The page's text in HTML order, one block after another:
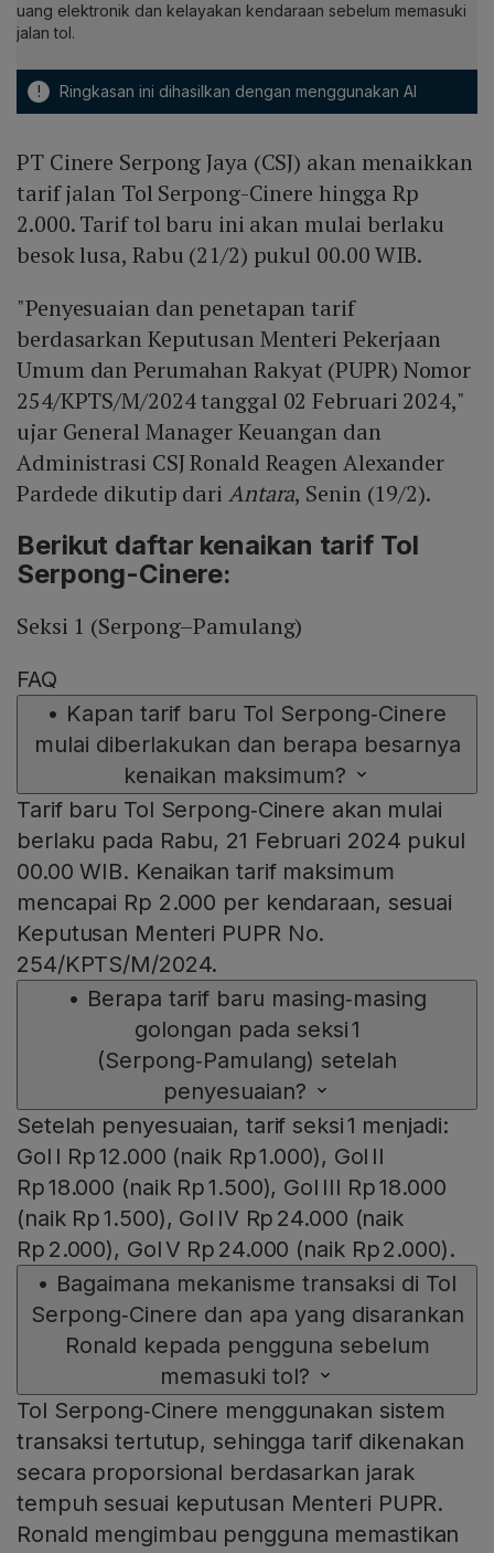
uang elektronik dan kelayakan kendaraan sebelum memasuki
jalan tol.
! Ringkasan ini dihasilkan dengan menggunakan AI
PT Cinere Serpong Jaya (CSJ) akan menaikkan
tarif jalan Tol Serpong-Cinere hingga Rp
2.000. Tarif tol baru ini akan mulai berlaku
besok lusa, Rabu (21/2) pukul 00.00 WIB.
"Penyesuaian dan penetapan tarif
berdasarkan Keputusan Menteri Pekerjaan
Umum dan Perumahan Rakyat (PUPR) Nomor
254/KPTS/M/2024 tanggal 02 Februari 2024,"
ujar General Manager Keuangan dan
Administrasi CSJ Ronald Reagen Alexander
Pardede dikutip dari Antara, Senin (19/2).
Berikut daftar kenaikan tarif Tol
Serpong-Cinere:
Seksi 1 (Serpong–Pamulang)
FAQ
• Kapan tarif baru Tol Serpong‑Cinere
mulai diberlakukan dan berapa besarnya
kenaikan maksimum?
Tarif baru Tol Serpong‑Cinere akan mulai
berlaku pada Rabu, 21 Februari 2024 pukul
00.00 WIB. Kenaikan tarif maksimum
mencapai Rp 2.000 per kendaraan, sesuai
Keputusan Menteri PUPR No.
254/KPTS/M/2024.
• Berapa tarif baru masing‑masing
golongan pada seksi 1
(Serpong‑Pamulang) setelah
penyesuaian?
Setelah penyesuaian, tarif seksi 1 menjadi:
Gol I Rp 12.000 (naik Rp 1.000), Gol II
Rp 18.000 (naik Rp 1.500), Gol III Rp 18.000
(naik Rp 1.500), Gol IV Rp 24.000 (naik
Rp 2.000), Gol V Rp 24.000 (naik Rp 2.000).
• Bagaimana mekanisme transaksi di Tol
Serpong‑Cinere dan apa yang disarankan
Ronald kepada pengguna sebelum
memasuki tol?
Tol Serpong‑Cinere menggunakan sistem
transaksi tertutup, sehingga tarif dikenakan
secara proporsional berdasarkan jarak
tempuh sesuai keputusan Menteri PUPR.
Ronald mengimbau pengguna memastikan